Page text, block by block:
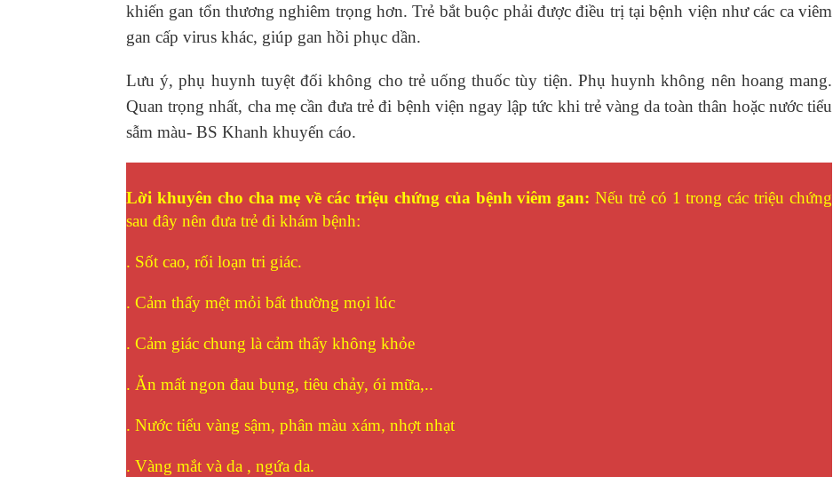
khiến gan tổn thương nghiêm trọng hơn. Trẻ bắt buộc phải được điều trị tại bệnh viện như các ca viêm
gan cấp virus khác, giúp gan hồi phục dần.
Lưu ý, phụ huynh tuyệt đối không cho trẻ uống thuốc tùy tiện. Phụ huynh không nên hoang mang.
Quan trọng nhất, cha mẹ cần đưa trẻ đi bệnh viện ngay lập tức khi trẻ vàng da toàn thân hoặc nước tiểu
sẫm màu- BS Khanh khuyến cáo.
Lời khuyên cho cha mẹ về các triệu chứng của bệnh viêm gan: Nếu trẻ có 1 trong các triệu chứng
sau đây nên đưa trẻ đi khám bệnh:
. Sốt cao, rối loạn tri giác.
. Cảm thấy mệt mỏi bất thường mọi lúc
. Cảm giác chung là cảm thấy không khỏe
. Ăn mất ngon đau bụng, tiêu chảy, ói mữa,..
. Nước tiểu vàng sậm, phân màu xám, nhợt nhạt
. Vàng mắt và da , ngứa da.